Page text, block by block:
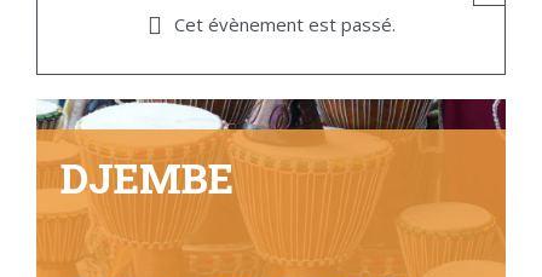
Cet évènement est passé.
DJEMBE